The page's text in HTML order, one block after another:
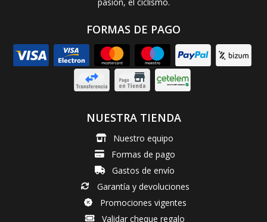
FORMAS DE PAGO
NUESTRA TIENDA
Nuestro equipo
Formas de pago
Gastos de envío
Garantía y devoluciones
Promociones vigentes
Validar cheque regalo